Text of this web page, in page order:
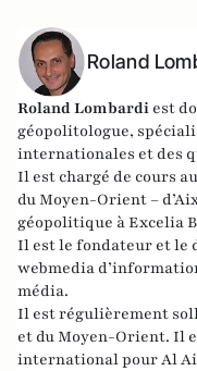
Roland
Roland Lombardi est
géopolitologue,
internationales et des
Il est chargé de cours
du Moyen-Orient –
géopolitique à Excelia
Il est le fondateur et le
webmedia
média.
Il est régulièrement
et du Moyen-Orient. Il
international pourAl